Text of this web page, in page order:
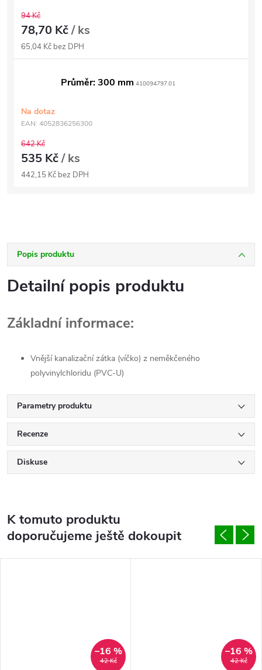
94 Kč
78,70 Kč/ ks
65,04 Kč bez DPH
Průměr: 300 mm 410094797.01
Na dotaz
EAN: 4052836256300
642 Kč
535 Kč/ ks
442,15 Kč bez DPH
Popis produktu
Detailní popis produktu
Základní informace:
Vnější kanalizační zátka (víčko) z neměkčeného
polyvinylchloridu (PVC-U)
Parametry produktu
Recenze
Diskuse
K tomuto produktu
doporučujeme ještě dokoupit
42 Kč
–16 %
42 Kč
–16 %